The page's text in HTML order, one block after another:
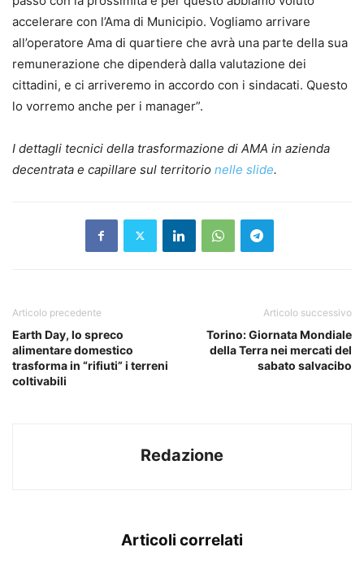
accelerare con l’Ama di Municipio. Vogliamo arrivare
all’operatore Ama di quartiere che avrà una parte della sua
remunerazione che dipenderà dalla valutazione dei
cittadini, e ci arriveremo in accordo con i sindacati. Questo
lo vorremo anche per i manager”.
I dettagli tecnici della trasformazione di AMA in azienda
decentrata e capillare sul territorio nelle slide.
Articolo precedente
Earth Day, lo spreco
alimentare domestico
trasforma in “rifiuti” i terreni
coltivabili
Articolo successivo
Torino: Giornata Mondiale
della Terra nei mercati del
sabato salvacibo
Redazione
Articoli correlati